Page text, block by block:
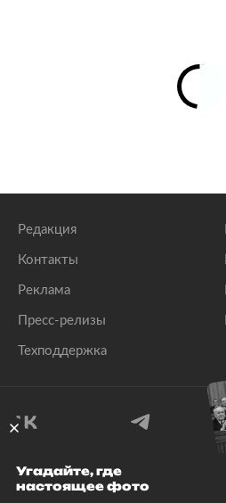
Редакция
Контакты
Реклама
Пресс-релизы
Техподдержка
© 1999–2026 Все
Угадайте, где
настоящее фото